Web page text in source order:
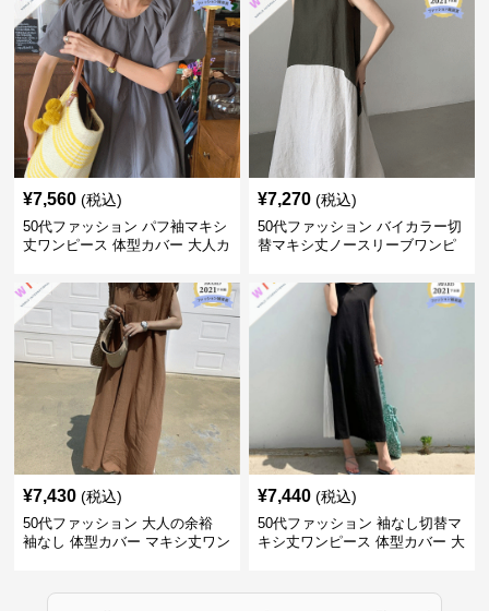
¥7,560 (税込)
50代ファッション パフ袖マキシ
丈ワンピース 体型カバー 大人カ
¥7,270 (税込)
50代ファッション バイカラー切
替マキシ丈ノースリーブワンピ
¥7,430 (税込)
50代ファッション 大人の余裕
袖なし 体型カバー マキシ丈ワン
¥7,440 (税込)
50代ファッション 袖なし切替マ
キシ丈ワンピース 体型カバー 大